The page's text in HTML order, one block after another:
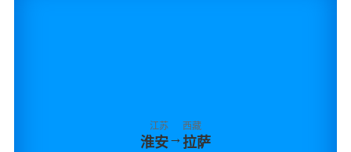
江苏
淮安→
西藏
拉萨